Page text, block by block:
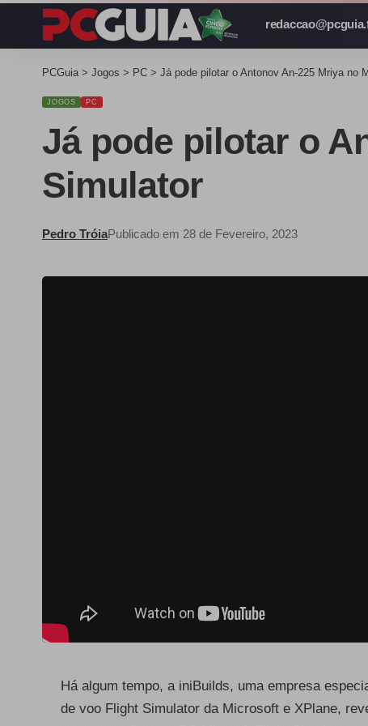
PCGuia > Jogos > PC > Já pode pilotar o Antonov An-225 Mriya no
JOGOS PC
Já pode pilotar o
Simulator
Pedro TróiaPublicado em 28 de Fevereiro, 2023
Há algum tempo, a iniBuilds, uma empresa
de voo Flight Simulator da Microsoft e XPlane,